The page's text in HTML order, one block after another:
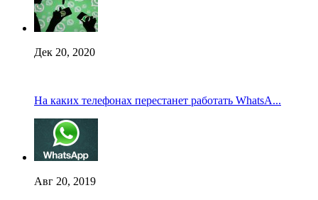
Дек 20, 2020
На каких телефонах перестанет работать WhatsA...
Авг 20, 2019